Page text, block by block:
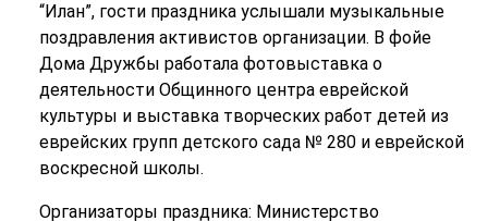
“Илан”, гости праздника услышали музыкальные
поздравления активистов организации. В фойе
Дома Дружбы работала фотовыставка о
деятельности Общинного центра еврейской
культуры и выставка творческих работ детей из
еврейских групп детского сада № 280 и еврейской
воскресной школы.
Организаторы праздника: Министерство